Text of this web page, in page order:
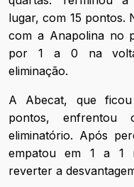
lugar, com 15 pontos.
com a Anapolina no
por 1 a 0 na
eliminação.
A Abecat, que
pontos, enfrentou
eliminatório. Após
empatou em 1 a 1
reverter a